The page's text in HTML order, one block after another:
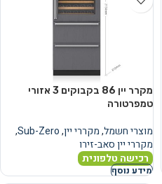
מקרר יין 86 בקבוקים 3 אזורי
טמפרטורה
מוצרי חשמל,מקררי יין,
Sub-Zero
,
מקררי יין סאב-זירו
רכישה טלפונית
מידע נוסף